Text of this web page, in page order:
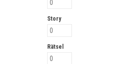
Story
Rätsel